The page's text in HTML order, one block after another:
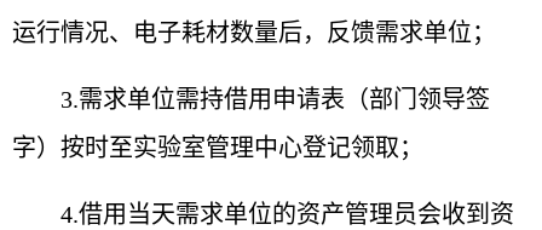
运行情况、 电子耗材数量后，反馈需求单位；
3.需求单位需持借用申请表（部门领导签
字）按时至实验室管理中心登记领取；
4.借用当天需求单位的资产管理员会收到资